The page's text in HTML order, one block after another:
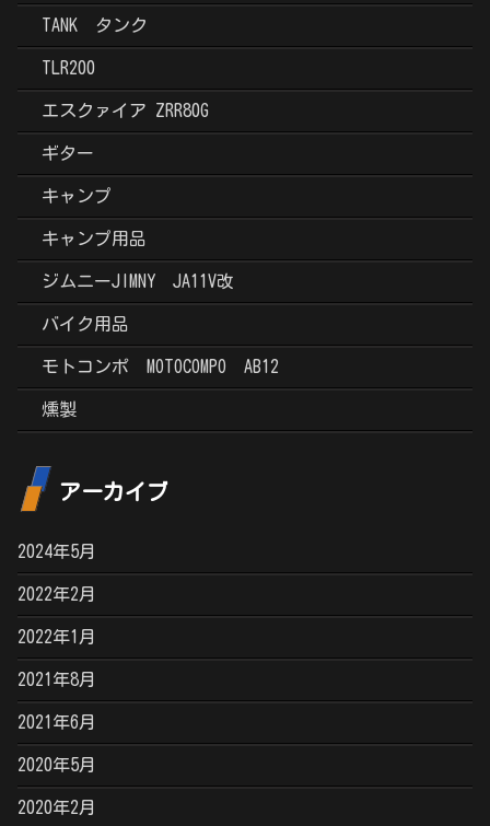
TANK タンク
TLR200
エスクァイア ZRR80G
ギター
キャンプ
キャンプ用品
ジムニーJIMNY JA11V改
バイク用品
モトコンポ MOTOCOMPO AB12
燻製
アーカイブ
2024年5月
2022年2月
2022年1月
2021年8月
2021年6月
2020年5月
2020年2月